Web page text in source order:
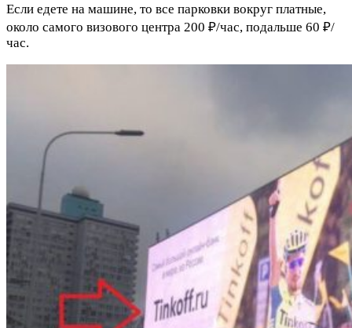
Если едете на машине, то все парковки вокруг платные,
около самого визового центра 200 ₽/час, подальше 60 ₽/
час.